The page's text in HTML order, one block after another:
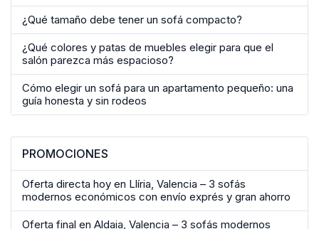
¿Qué tamaño debe tener un sofá compacto?
¿Qué colores y patas de muebles elegir para que el
salón parezca más espacioso?
Cómo elegir un sofá para un apartamento pequeño: una
guía honesta y sin rodeos
PROMOCIONES
Oferta directa hoy en Llíria, Valencia – 3 sofás
modernos económicos con envío exprés y gran ahorro
Oferta final en Aldaia, Valencia – 3 sofás modernos